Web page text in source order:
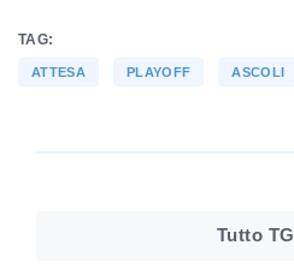
TAG:
ATTESA PLAYOFF ASCOLI
Tutto TG